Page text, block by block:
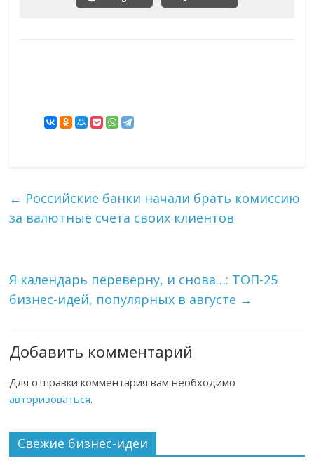
← Российские банки начали брать комиссию
за валютные счета своих клиентов
Я календарь переверну, и снова…: ТОП-25
бизнес-идей, популярных в августе →
Добавить комментарий
Для отправки комментария вам необходимо
авторизоваться.
Свежие бизнес-идеи